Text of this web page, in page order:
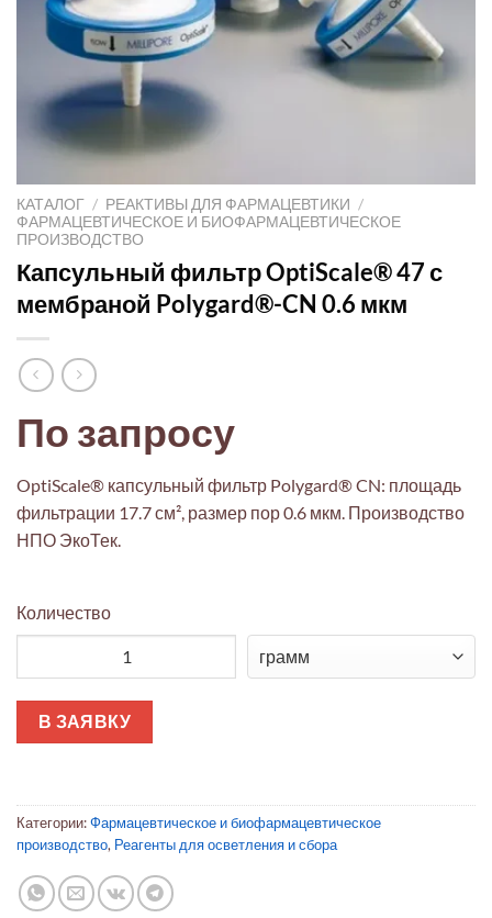
КАТАЛОГ / РЕАКТИВЫ ДЛЯ ФАРМАЦЕВТИКИ /
ФАРМАЦЕВТИЧЕСКОЕ И БИОФАРМАЦЕВТИЧЕСКОЕ
ПРОИЗВОДСТВО
Капсульный фильтр OptiScale® 47 с
мембраной Polygard®-CN 0.6 мкм
По запросу
OptiScale® капсульный фильтр Polygard® CN: площадь
фильтрации 17.7 см², размер пор 0.6 мкм. Производство
НПО ЭкоТек.
Количество
В ЗАЯВКУ
Категории:Фармацевтическое и биофармацевтическое
производство, Реагенты для осветления и сбора